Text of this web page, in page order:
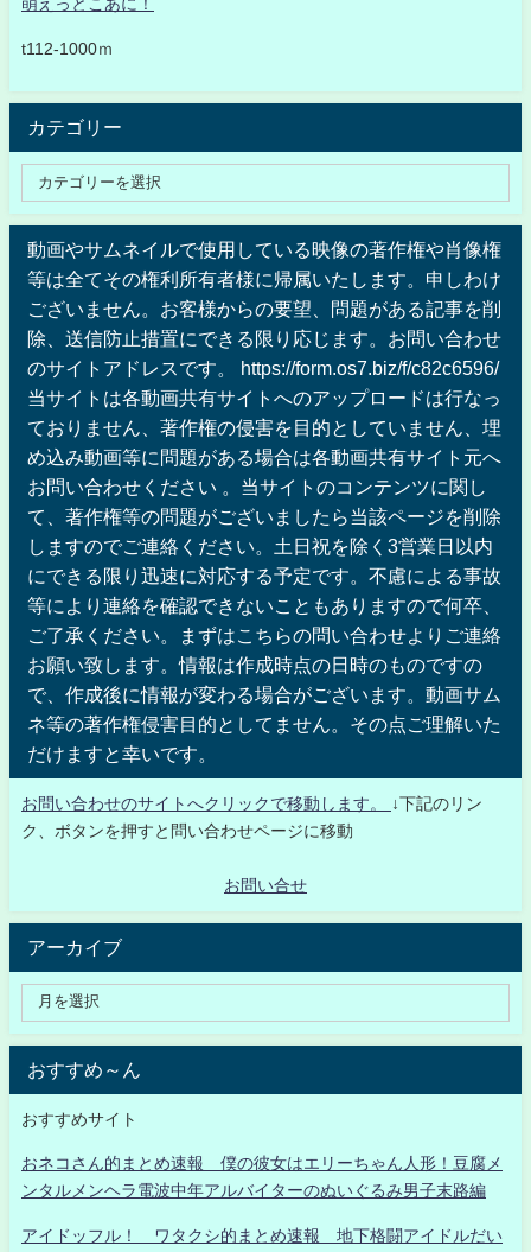
萌えっとこあに！
t112-1000ｍ
カテゴリー
動画やサムネイルで使用している映像の著作権や肖像権
等は全てその権利所有者様に帰属いたします。申しわけ
ございません。お客様からの要望、問題がある記事を削
除、送信防止措置にできる限り応じます。お問い合わせ
のサイトアドレスです。 https://form.os7.biz/f/c82c6596/
当サイトは各動画共有サイトへのアップロードは行なっ
ておりません、著作権の侵害を目的としていません、埋
め込み動画等に問題がある場合は各動画共有サイト元へ
お問い合わせください 。当サイトのコンテンツに関し
て、著作権等の問題がございましたら当該ページを削除
しますのでご連絡ください。土日祝を除く3営業日以内
にできる限り迅速に対応する予定です。不慮による事故
等により連絡を確認できないこともありますので何卒、
ご了承ください。まずはこちらの問い合わせよりご連絡
お願い致します。情報は作成時点の日時のものですの
で、作成後に情報が変わる場合がございます。動画サム
ネ等の著作権侵害目的としてません。その点ご理解いた
だけますと幸いです。
お問い合わせのサイトへクリックで移動します。
↓下記のリン
ク、ボタンを押すと問い合わせページに移動
お問い合せ
アーカイブ
おすすめ～ん
おすすめサイト
おネコさん的まとめ速報 僕の彼女はエリーちゃん人形！豆腐メ
ンタルメンヘラ電波中年アルバイターのぬいぐるみ男子末路編
アイドッフル！ ワタクシ的まとめ速報 地下格闘アイドルだい